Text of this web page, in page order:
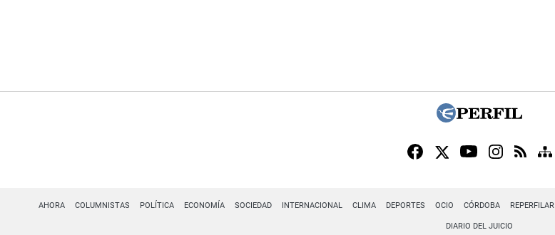
AHORA COLUMNISTAS POLÍTICA ECONOMÍA SOCIEDAD INTERNACIONAL CLIMA DEPORTES OCIO CÓRDOBA REPERFILAR
DIARIO DEL JUICIO